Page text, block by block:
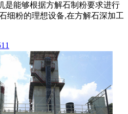
是能够根据方解石制粉要求进行
细粉的理想设备,在方解石深加工